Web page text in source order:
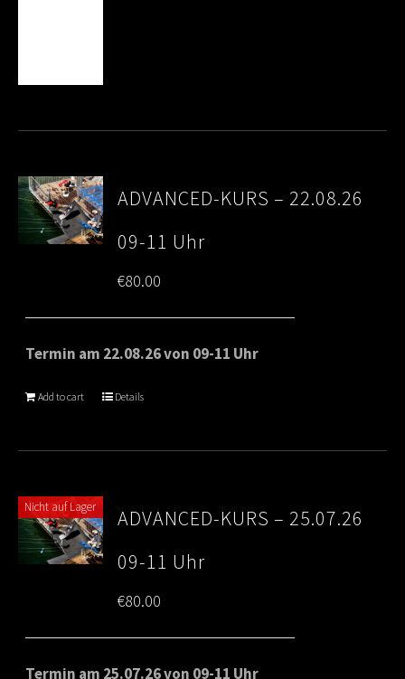
ADVANCED-KURS – 22.08.26
09-11 Uhr
€80.00
Termin am 22.08.26 von 09-11 Uhr
Add to cart Details
Nicht auf Lager
ADVANCED-KURS – 25.07.26
09-11 Uhr
€80.00
Termin am 25.07.26 von 09-11 Uhr